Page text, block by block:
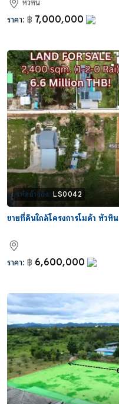
หัวหิน
ราคา: ฿ 7,000,000
รหัสอ้างอิง: LS0042
ขายที่ดินใกล้โครงการโมด้า หัวหิน
ราคา: ฿ 6,600,000